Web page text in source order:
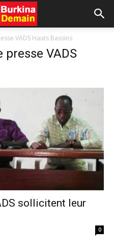
VADS Hauts Bassins
presse VADS
sollicitent leur
0